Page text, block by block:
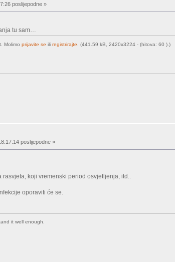
poslijepodne »
tu sam…
Molimo prijavite se ili registrirajte. (441.59 kB, 2420x3224 - (hitova: 60 ).)
poslijepodne »
koji vremenski period osvjetljenja, itd..
oporaviti će se.
it well enough.